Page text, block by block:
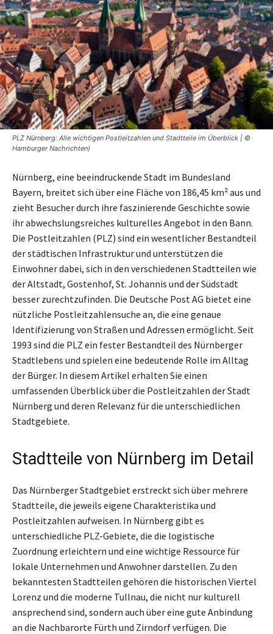
PLZ Nürnberg: Alle wichtigen Postleitzahlen und Stadtteile im Überblick | ©
Hamburger Nachrichten)
Nürnberg, eine beeindruckende Stadt im Bundesland
Bayern, breitet sich über eine Fläche von 186,45 km² aus und
zieht Besucher durch ihre faszinierende Geschichte sowie
ihr abwechslungsreiches kulturelles Angebot in den Bann.
Die Postleitzahlen (PLZ) sind ein wesentlicher Bestandteil
der städtischen Infrastruktur und unterstützen die
Einwohner dabei, sich in den verschiedenen Stadtteilen wie
der Altstadt, Gostenhof, St. Johannis und der Südstadt
besser zurechtzufinden. Die Deutsche Post AG bietet eine
nützliche Postleitzahlensuche an, die eine genaue
Identifizierung von Straßen und Adressen ermöglicht. Seit
1993 sind die PLZ ein fester Bestandteil des Nürnberger
Stadtlebens und spielen eine bedeutende Rolle im Alltag
der Bürger. In diesem Artikel erhalten Sie einen
umfassenden Überblick über die Postleitzahlen der Stadt
Nürnberg und deren Relevanz für die unterschiedlichen
Stadtgebiete.
Stadtteile von Nürnberg im Detail
Das Nürnberger Stadtgebiet erstreckt sich über mehrere
Stadtteile, die jeweils eigene Charakteristika und
Postleitzahlen aufweisen. In Nürnberg gibt es
unterschiedliche PLZ-Gebiete, die die logistische
Zuordnung erleichtern und eine wichtige Ressource für
lokale Unternehmen und Anwohner darstellen. Zu den
bekanntesten Stadtteilen gehören die historischen Viertel
Lorenz und die moderne Tullnau, die nicht nur kulturell
ansprechend sind, sondern auch über eine gute Anbindung
an die Nachbarorte Fürth und Zirndorf verfügen. Die